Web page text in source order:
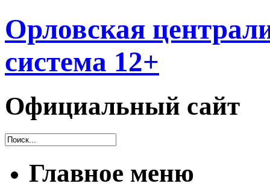
Орловская
система 12+
Официальный сайт
Главное меню